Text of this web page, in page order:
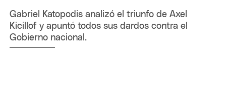
Gabriel Katopodis analizó el triunfo de Axel
Kicillof y apuntó todos sus dardos contra el
Gobierno nacional.